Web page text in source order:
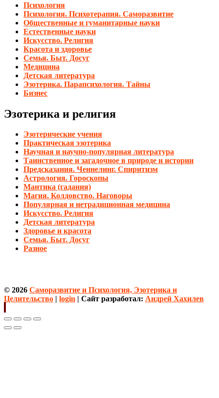
Психология
Психология. Психотерапия. Саморазвитие
Общественные и гуманитарные науки
Естественные науки
Искусство. Религия
Красота и здоровье
Семья. Быт. Досуг
Медицина
Детская литература
Эзотерика. Парапсихология. Тайны
Бизнес
Эзотерика и религия
Эзотерические учения
Практическая эзотерика
Научная и научно-популярная литература
Таинственное и загадочное в природе и истории
Предсказания. Ченнелинг. Спиритизм
Астрология. Гороскопы
Мантика (гадания)
Магия. Колдовство. Наговоры
Популярная и нетрадиционная медицина
Искусство. Религия
Детская литература
Здоровье и красота
Семья. Быт. Досуг
Разное
© 2026 Саморазвитие и Психология, Эзотерика и
Целительство | login | Сайт разработал: Андрей Хахилев